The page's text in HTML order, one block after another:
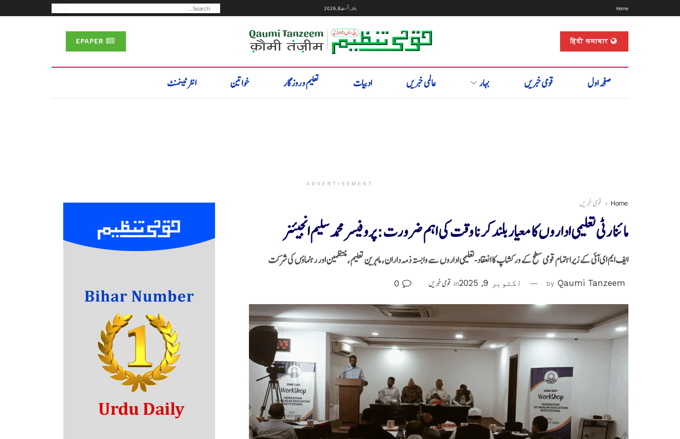
Home ہفتہ, اگست 8, 2026
हिंदी समाचार
صفحہ اول قومی خبریں بہار عالمی خبریں ادبیات تعلیم و روزگار خواتین انٹرٹینمنٹ
ADVERTISEMENT
Home قومی خبریں
مائنا رٹی تعلیمی اداروں کا معیار بلند کرنا وقت کی اہم ضرورت : پروفیسر محمد سلیم انجیئنر
ایف ایم ای ا ٓئی کے زیراہتمام قومی سطح کے ورکشاپ کا انعقاد-تعلیمی اداروں سے وابستہ ذمہ داران، ماہرین تعلیم، منتظمین اور رہنماؤں کی شرکت
by Qaumi Tanzeem اکتوبر 9, 2025 in قومی خبریں